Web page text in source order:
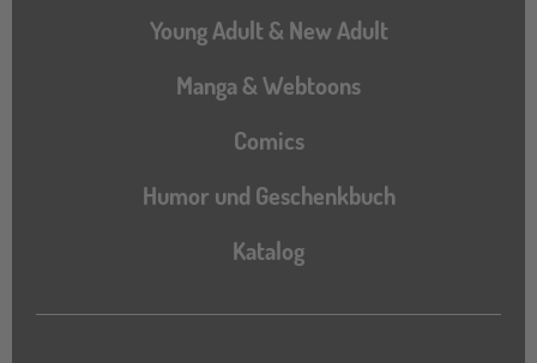
Young Adult & New Adult
Manga & Webtoons
Comics
Humor und Geschenkbuch
Katalog
Katalog